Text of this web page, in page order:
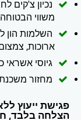
משווי הבטוחה
השלמות הון
ארוכות,
גיוסי אשראי
מחזור
פגישת ייעוץ
הצלחה בלבד,